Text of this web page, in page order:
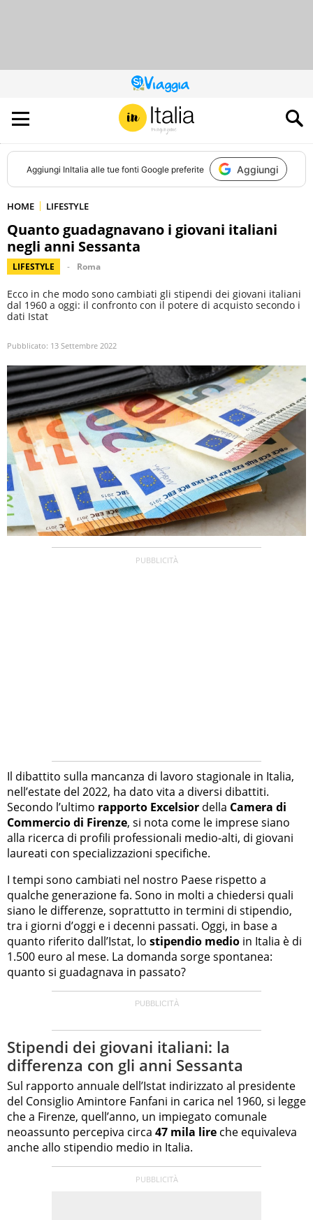
QUESTO
SITO
CONTRIBUISCE
ALL’AUDIENCE
DI
Aggiungi InItalia alle tue fonti Google preferite Aggiungi
HOME LIFESTYLE
Quanto guadagnavano i giovani italiani
negli anni Sessanta
LIFESTYLE Roma
Ecco in che modo sono cambiati gli stipendi dei giovani italiani
dal 1960 a oggi: il confronto con il potere di acquisto secondo i
dati Istat
Pubblicato: 13 Settembre 2022
Il dibattito sulla mancanza di lavoro stagionale in Italia,
nell’estate del 2022, ha dato vita a diversi dibattiti.
Secondo l’ultimo rapporto Excelsior della Camera di
Commercio di Firenze, si nota come le imprese siano
alla ricerca di profili professionali medio-alti, di giovani
laureati con specializzazioni specifiche.
I tempi sono cambiati nel nostro Paese rispetto a
qualche generazione fa. Sono in molti a chiedersi quali
siano le differenze, soprattutto in termini di stipendio,
tra i giorni d’oggi e i decenni passati. Oggi, in base a
quanto riferito dall’Istat, lo stipendio medio in Italia è di
1.500 euro al mese. La domanda sorge spontanea:
quanto si guadagnava in passato?
Stipendi dei giovani italiani: la
differenza con gli anni Sessanta
Sul rapporto annuale dell’Istat indirizzato al presidente
del Consiglio Amintore Fanfani in carica nel 1960, si legge
che a Firenze, quell’anno, un impiegato comunale
neoassunto percepiva circa 47 mila lire che equivaleva
anche allo stipendio medio in Italia.